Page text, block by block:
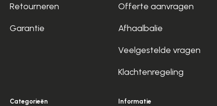
Retourneren
Garantie
Offerte aanvragen
Afhaalbalie
Veelgestelde vragen
Klachtenregeling
Categorieën Informatie